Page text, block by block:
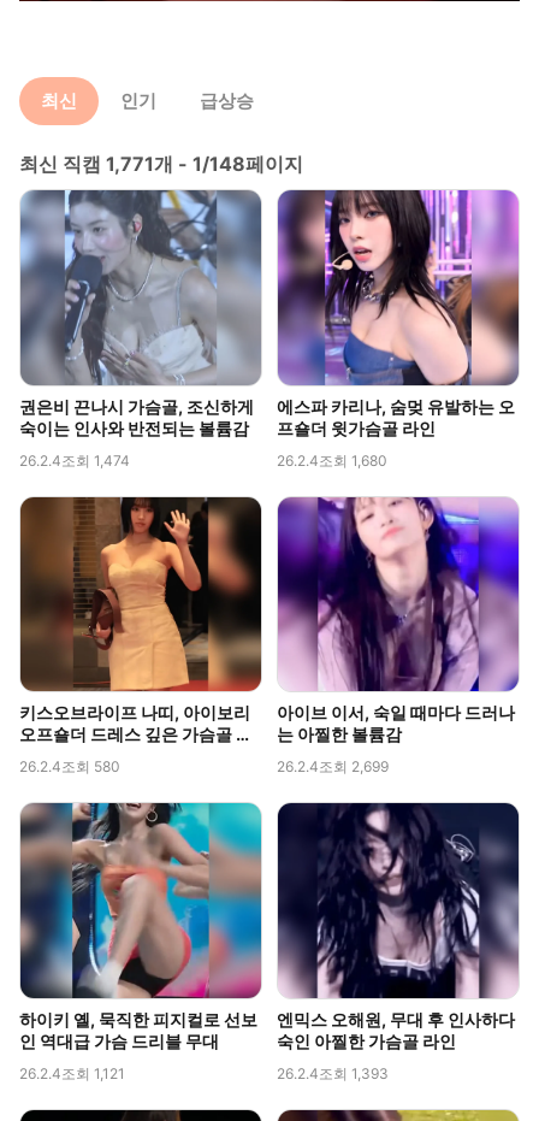
최신 인기 급상승
최신 직캠 1,771개 - 1/148페이지
권은비 끈나시 가슴골, 조신하게
숙이는 인사와 반전되는 볼륨감
26.2.4조회 1,474
에스파 카리나, 숨멎 유발하는 오
프숄더 윗가슴골 라인
26.2.4조회 1,680
키스오브라이프 나띠, 아이보리
오프숄더 드레스 깊은 가슴골 라
26.2.4조회 580
아이브 이서, 숙일 때마다 드러나
는 아찔한 볼륨감
26.2.4조회 2,699
하이키 옐, 묵직한 피지컬로 선보
인 역대급 가슴 드리블 무대
26.2.4조회 1,121
엔믹스 오해원, 무대 후 인사하다
숙인 아찔한 가슴골 라인
26.2.4조회 1,393